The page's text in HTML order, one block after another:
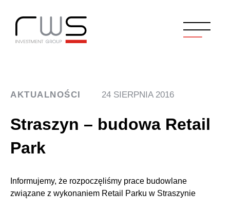
AKTUALNOŚCI 24 SIERPNIA 2016
Straszyn – budowa Retail
Park
Informujemy, że rozpoczęliśmy prace budowlane
związane z wykonaniem Retail Parku w Straszynie